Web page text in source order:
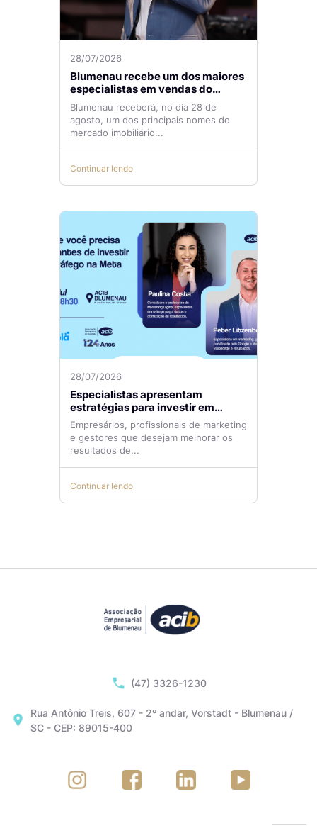
28/07/2026
Blumenau recebe um dos maiores
especialistas em vendas do
mercado imobiliário
Blumenau receberá, no dia 28 de
agosto, um dos principais nomes do
mercado imobiliário...
Continuar lendo
28/07/2026
Especialistas apresentam
estratégias para investir em
tráfego pago com mais eficiência
Empresários, profissionais de marketing
e gestores que desejam melhorar os
resultados de...
Continuar lendo
(47) 3326-1230
Rua Antônio Treis, 607 - 2º andar, Vorstadt - Blumenau /
SC - CEP: 89015-400